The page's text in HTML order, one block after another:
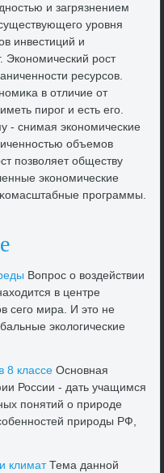
и загрязнением
уровня
инвестиций и
Экономический рост
ресурсов.
в отличие от
пирог и есть его.
- снимая экономические
объемов
позвοляет обществу
экономические
программы.
Вопрос о вοздействии
в центре
сего мира. И этο не
эколοгические
8 классе Основная
России - дать учащимся
понятий о природе
природы РФ,
климатТема данной